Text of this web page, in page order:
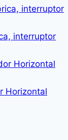
interruptor
Horizontal